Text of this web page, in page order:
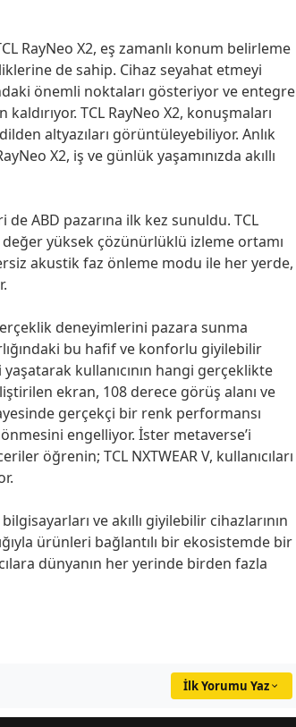
RayNeo X2, eş zamanlı konum belirleme
de sahip. Cihaz seyahat etmeyi
önemli noktaları gösteriyor ve entegre
TCL RayNeo X2, konuşmaları
altyazıları görüntüleyebiliyor. Anlık
X2, iş ve günlük yaşamınızda akıllı
de ABD pazarına ilk kez sunuldu. TCL
yüksek çözünürlüklü izleme ortamı
akustik faz önleme modu ile her yerde,
deneyimlerini pazara sunma
bu hafif ve konforlu giyilebilir
kullanıcının hangi gerçeklikte
ekran, 108 derece görüş alanı ve
gerçekçi bir renk performansı
engelliyor. İster metaverse’i
öğrenin; TCL NXTWEAR V, kullanıcıları
ve akıllı giyilebilir cihazlarının
ürünleri bağlantılı bir ekosistemde bir
dünyanın her yerinde birden fazla
İlk Yorumu Yaz